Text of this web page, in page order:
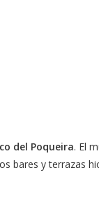
del Poqueira. El
bares y terrazas